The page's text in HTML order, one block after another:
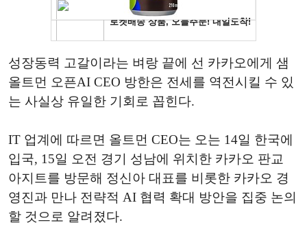
성장동력 고갈이라는 벼랑 끝에 선 카카오에게 샘
올트먼 오픈AI CEO 방한은 전세를 역전시킬 수 있
는 사실상 유일한 기회로 꼽힌다.
IT 업계에 따르면 올트먼 CEO는 오는 14일 한국에
입국, 15일 오전 경기 성남에 위치한 카카오 판교
아지트를 방문해 정신아 대표를 비롯한 카카오 경
영진과 만나 전략적 AI 협력 확대 방안을 집중 논의
할 것으로 알려졌다.